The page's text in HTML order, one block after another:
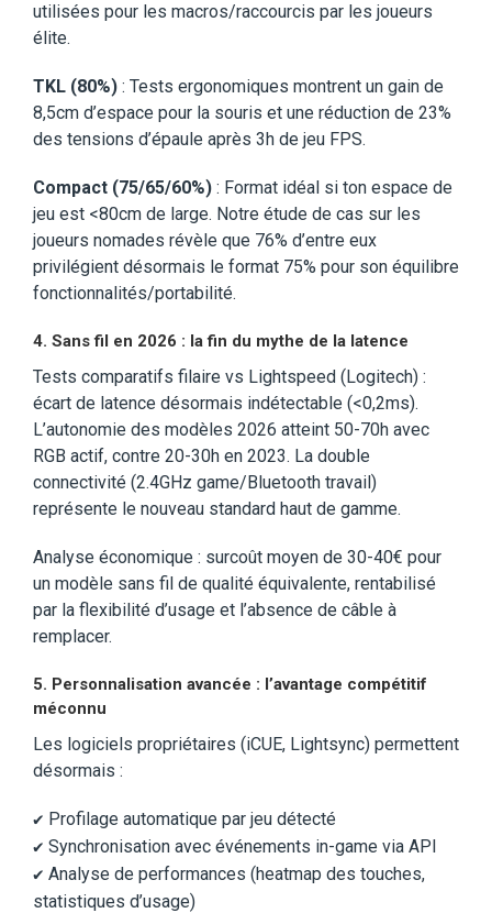
utilisées pour les macros/raccourcis par les joueurs
élite.
TKL (80%) : Tests ergonomiques montrent un gain de
8,5cm d’espace pour la souris et une réduction de 23%
des tensions d’épaule après 3h de jeu FPS.
Compact (75/65/60%) : Format idéal si ton espace de
jeu est <80cm de large. Notre étude de cas sur les
joueurs nomades révèle que 76% d’entre eux
privilégient désormais le format 75% pour son équilibre
fonctionnalités/portabilité.
4. Sans fil en 2026 : la fin du mythe de la latence
Tests comparatifs filaire vs Lightspeed (Logitech) :
écart de latence désormais indétectable (<0,2ms).
L’autonomie des modèles 2026 atteint 50-70h avec
RGB actif, contre 20-30h en 2023. La double
connectivité (2.4GHz game/Bluetooth travail)
représente le nouveau standard haut de gamme.
Analyse économique : surcoût moyen de 30-40€ pour
un modèle sans fil de qualité équivalente, rentabilisé
par la flexibilité d’usage et l’absence de câble à
remplacer.
5. Personnalisation avancée : l’avantage compétitif
méconnu
Les logiciels propriétaires (iCUE, Lightsync) permettent
désormais :
✔️ Profilage automatique par jeu détecté
✔️ Synchronisation avec événements in-game via API
✔️ Analyse de performances (heatmap des touches,
statistiques d’usage)